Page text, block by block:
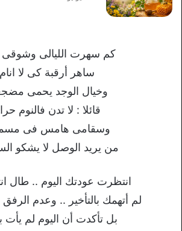
كم سهرت الليالى
ساهر أرقبة كى لا انام
وخيال الوجد يحمى
قائلا : لا تدن فالنوم
وسقامى هامس فى
من يريد الوصل لا يشكو
انتظرت عودتك اليوم .. طال
لم أتهمك بالتأخير .. وعدم الرفق
بل تأكدت أن اليوم لم يأت